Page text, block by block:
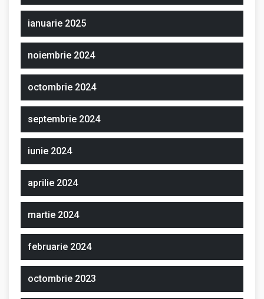
ianuarie 2025
noiembrie 2024
octombrie 2024
septembrie 2024
iunie 2024
aprilie 2024
martie 2024
februarie 2024
octombrie 2023